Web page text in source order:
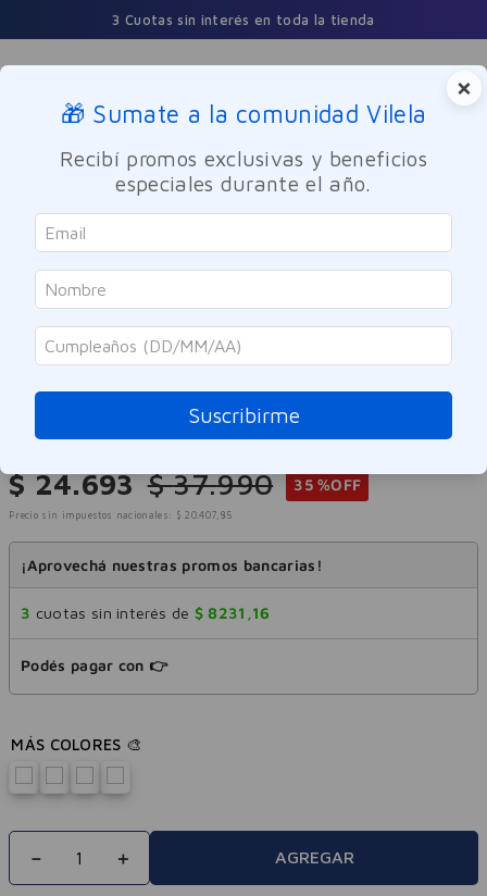
3 Cuotas sin interés en toda la tienda
Buscar
Maquillaje Rostro
Maybelline
Correcto Multiusos Instant Age
Rewind Eraser Maybelline Tono 04
Referencia:-302630
$ 24.693 $ 37.990 35 %OFF
Precio sin impuestos nacionales: $ 20.407, 85
¡Aprovechá nuestras promos bancarias!
3 cuotas sin interés de $ 8231 ,16
Podés pagar con 👉
＋
－ AGREGAR
×
🎁 Sumate a la comunidad Vilela
Recibí promos exclusivas y beneficios
especiales durante el año.
Suscribirme